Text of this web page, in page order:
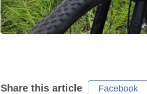
Share this article Facebook